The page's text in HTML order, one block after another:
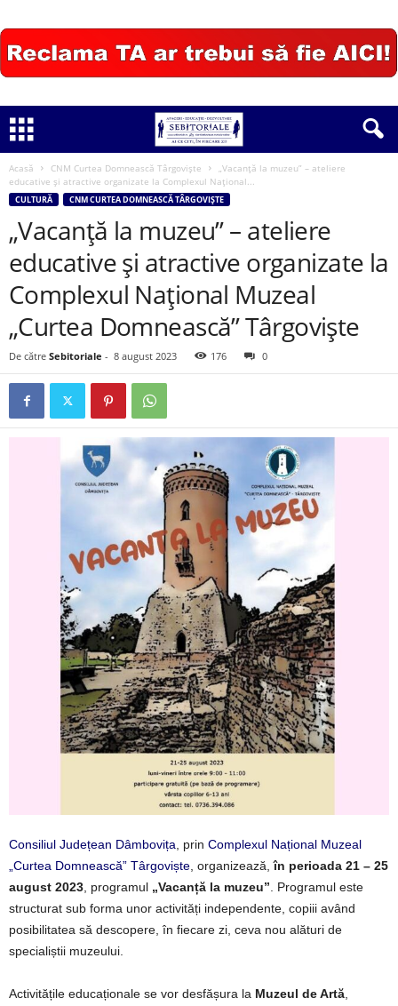
Acasă CNM Curtea Domnească Târgoviște
„Vacanţă la muzeu” – ateliere
educative și atractive organizate la Complexul Național...
CULTURĂ CNM CURTEA DOMNEASCĂ TÂRGOVIȘTE
„Vacanţă la muzeu” – ateliere
educative și atractive organizate la
Complexul Național Muzeal
„Curtea Domnească” Târgoviște
De către Sebitoriale - 8 august 2023 176 0
Consiliul Județean Dâmbovița , prin Complexul Național Muzeal
„Curtea Domnească” Târgoviște , organizează,în perioada 21 – 25
august 2023 , programul „Vacanță la muzeu” . Programul este
structurat sub forma unor activități independente, copiii având
posibilitatea să descopere, în fiecare zi, ceva nou alături de
specialiștii muzeului.
Activitățile educaționale se vor desfășura la Muzeul de Artă